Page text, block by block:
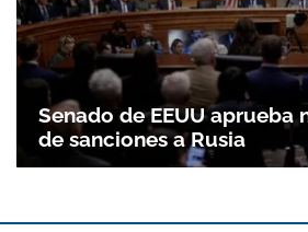
Senado de EEUU aprueba
de sanciones a Rusia